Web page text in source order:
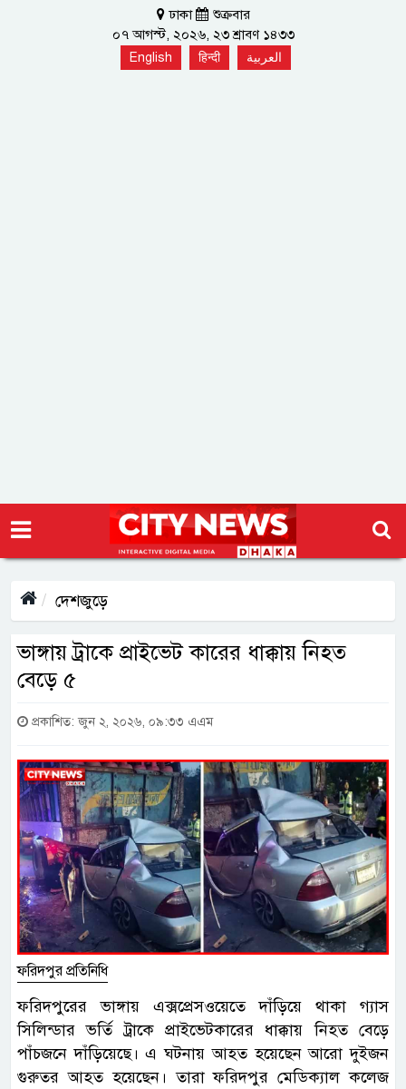
ঢাকা
শুক্রবার
০৭ আগস্ট, ২০২৬, ২৩ শ্রাবণ ১৪৩৩
English हिन्दी العربية
দেশজুড়ে
ভাঙ্গায় ট্রাকে প্রাইভেট কারের ধাক্কায় নিহত
বেড়ে ৫
প্রকাশিত: জুন ২, ২০২৬, ০৯:৩৩ এএম
ফরিদপুর প্রতিনিধি
ফরিদপুরের ভাঙ্গায় এক্সপ্রেসওয়েতে দাঁড়িয়ে থাকা গ্যাস
সিলিন্ডার ভর্তি ট্রাকে প্রাইভেটকারের ধাক্কায় নিহত বেড়ে
পাঁচজনে দাঁড়িয়েছে। এ ঘটনায় আহত হয়েছেন আরো দুইজন
গুরুতর আহত হয়েছেন। তারা ফরিদপুর মেডিক্যাল কলেজ